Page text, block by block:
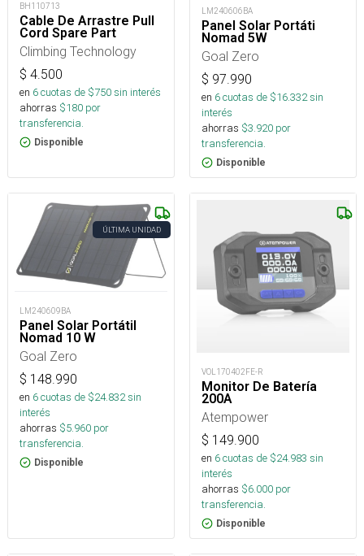
BH110713
Cable De Arrastre Pull
Cord Spare Part
Climbing Technology
$ 4.500
en 6cuotas de $750sin interés
ahorras $180 por
transferencia.
Disponible
LM240606BA
Panel Solar Portáti
Nomad 5W
Goal Zero
$ 97.990
en 6cuotas de $16.332sin
interés
ahorras $3.920 por
transferencia.
Disponible
ÚLTIMA UNIDAD
LM240609BA
Panel Solar Portátil
Nomad 10 W
Goal Zero
$ 148.990
en 6cuotas de $24.832sin
interés
ahorras $5.960 por
transferencia.
Disponible
VOL170402FE-R
Monitor De Batería
200A
Atempower
$ 149.900
en 6cuotas de $24.983 sin
interés
ahorras $6.000 por
transferencia.
Disponible